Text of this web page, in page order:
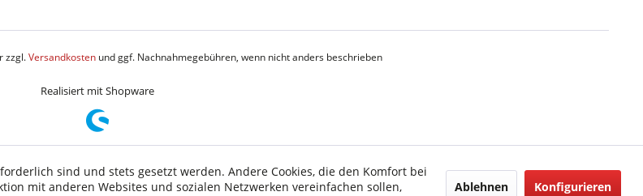
zzgl.Versandkostenund ggf. Nachnahmegebühren, wenn nicht anders beschrieben
Realisiert mit Shopware
sind und stets gesetzt werden. Andere Cookies, die den Komfort bei
mit anderen Websites und sozialen Netzwerken vereinfachen sollen,
Ablehnen Konfigurieren